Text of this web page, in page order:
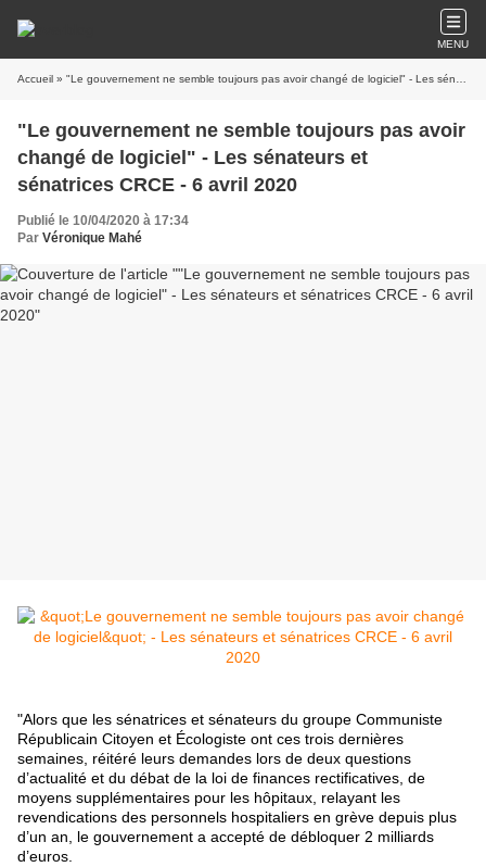
MENU
Accueil » "Le gouvernement ne semble toujours pas avoir changé de logiciel" - Les sénateurs et sénatrices CRCE - 6 avril 2020
"Le gouvernement ne semble toujours pas avoir
changé de logiciel" - Les sénateurs et
sénatrices CRCE - 6 avril 2020
Publié le 10/04/2020 à 17:34
Par Véronique Mahé
"Alors que les sénatrices et sénateurs du groupe Communiste
Républicain Citoyen et Écologiste ont ces trois dernières
semaines, réitéré leurs demandes lors de deux questions
d’actualité et du débat de la loi de finances rectificatives, de
moyens supplémentaires pour les hôpitaux, relayant les
revendications des personnels hospitaliers en grève depuis plus
d’un an, le gouvernement a accepté de débloquer 2 milliards
d’euros.